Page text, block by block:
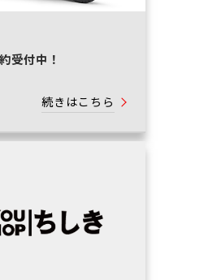
受付中！
続きはこちら